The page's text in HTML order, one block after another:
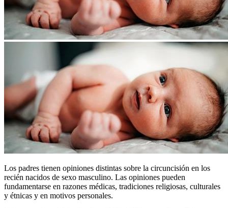
Los padres tienen opiniones distintas sobre la circuncisión en los
recién nacidos de sexo masculino. Las opiniones pueden
fundamentarse en razones médicas, tradiciones religiosas, culturales
y étnicas y en motivos personales.